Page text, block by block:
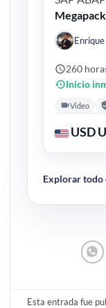
260
Inicio
Video
USD
Explorar todo
Esta entrada fue